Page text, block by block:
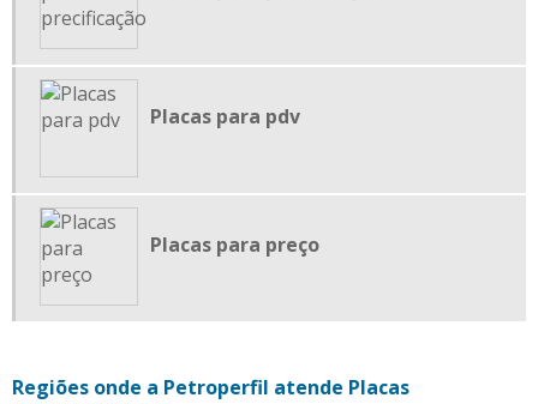
PORTA CARTAZ COM PEDESTAL
PORTA CARTAZ DUPLA FACE
PORTA CARTAZ SUPERMERCADO
PORTA ETIQUETA DUPLA FACE
PORTA ETIQUETA PARA PRATELEIRA DE VIDRO
PORTA ETIQUETA PVC
PORTA ETIQUETAS PARA LOJA
Placas para pdv
Placas para preço
Regiões onde a Petroperfil atende Placas